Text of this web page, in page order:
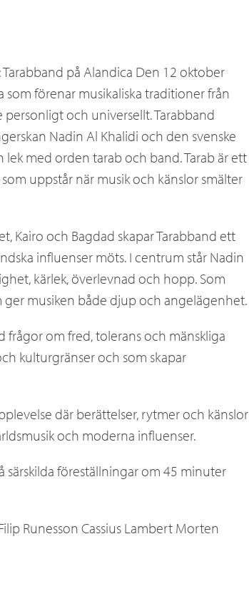
på Alandica Den 12 oktober
som förenar musikaliska traditioner från
och universellt. Tarabband
Nadin Al Khalidi och den svenske
lek med orden tarab och band. Tarab är ett
uppstår när musik och känslor smälter
Kairo och Bagdad skapar Tarabband ett
influenser möts. I centrum står Nadin
kärlek, överlevnad och hopp. Som
musiken både djup och angelägenhet.
frågor om fred, tolerans och mänskliga
kulturgränser och som skapar
där berättelser, rytmer och känslor
och moderna influenser.
särskilda föreställningar om 45 minuter
Runesson Cassius Lambert Morten